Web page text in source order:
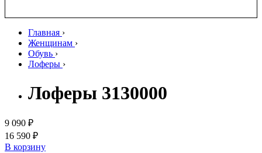
Главная ›
Женщинам ›
Обувь ›
Лоферы ›
Лоферы 3130000
9 090 ₽
16 590 ₽
В корзину